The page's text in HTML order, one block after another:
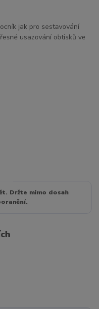
jak pro sestavování
usazování obtisků ve
Držte mimo dosah